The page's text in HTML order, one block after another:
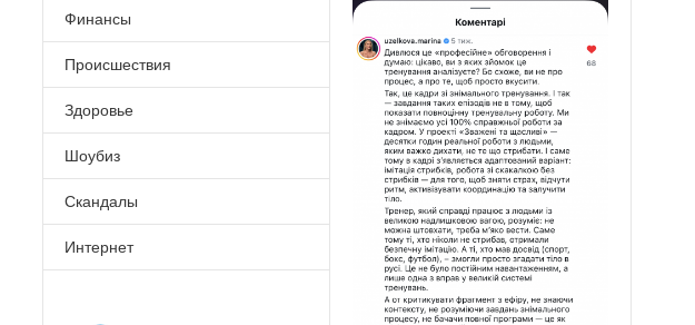
Финансы
Происшествия
Здоровье
Шоубиз
Скандалы
Интернет